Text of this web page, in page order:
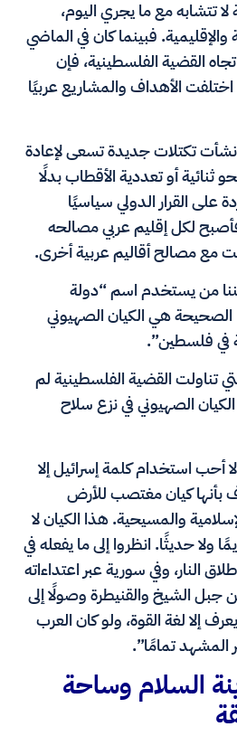
لا تتشابه مع ما يجري اليوم،
فبينما كان في الماضي
القضية الفلسطينية، فإن
اختلفت الأهداف والمشاريع عربيًا
تكتلات جديدة تسعى لإعادة
ثنائية أو تعددية الأقطاب بدلًا
على القرار الدولي سياسيًا
فأصبح لكل إقليم عربي مصالحه
مع مصالح أقاليم عربية أخرى.
من يستخدم اسم “دولة
الصحيحة هي الكيان الصهيوني
في فلسطين”.
تناولت القضية الفلسطينية لم
الصهيوني في نزع سلاح
أحب استخدام كلمة إسرائيل إلا
بأنها كيان مغتصب للأرض
والمسيحية. هذا الكيان لا
ولا حديثًا. انظروا إلى ما يفعله في
النار، وفي سورية عبر اعتداءاته
الشيخ والقنيطرة وصولًا إلى
إلا لغة القوة، ولو كان العرب
المشهد تمامًا”.
السلام وساحة